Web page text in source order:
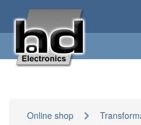
Online shop